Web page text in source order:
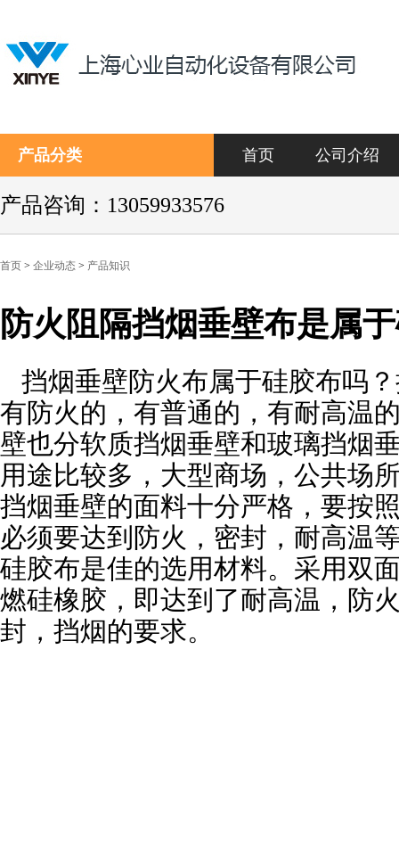
产品分类 首页 公司介绍
产品咨询：13059933576
首页 > 企业动态 > 产品知识
防火阻隔挡烟垂壁布是属
关键词：挡烟垂壁,防火布属于硅胶布吗？
挡烟垂壁防火布属于硅胶布吗
有防火的，有普通的，有耐高温
壁也分软质挡烟垂壁和玻璃挡烟
用途比较多，大型商场，公共场
挡烟垂壁的面料十分严格，要按
必须要达到防火，密封，耐高温
硅胶布是佳的选用材料。采用双
燃硅橡胶，即达到了耐高温，防
封，挡烟的要求。